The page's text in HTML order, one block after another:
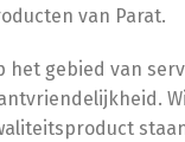
van Parat.
het gebied van